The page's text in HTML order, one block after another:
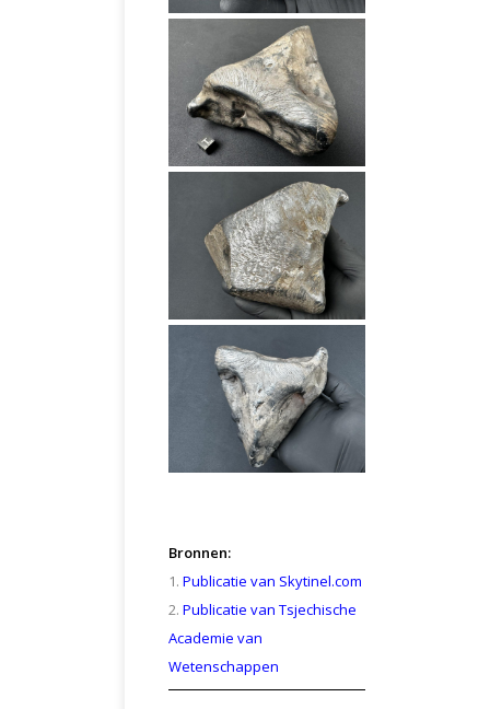
Bronnen:
1. Publicatie van Skytinel.com
2. Publicatie van Tsjechische
Academie van
Wetenschappen